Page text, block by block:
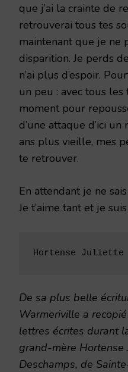
que j’ai la crainte de
retrouverai tous tes
maintenant que je ne
disparition. Je perds
n’ai plus d’espoir.
un peu : avec tous les
moment pour
d’une attaque d’ici
ans plus vieille, mes
te retrouver.
En attendant je ne
Je t’aime tant et je
Hortense Juliette
De sa plus belle
Warmeriville a
lettres écrites durant
grand-mère Hortense
Deschamps, de